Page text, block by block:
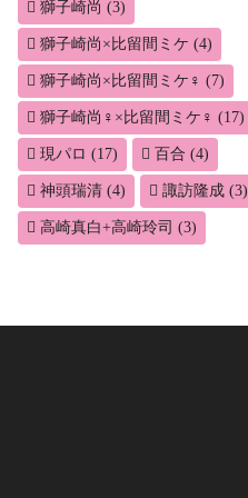
獅子崎尚 (3)
獅子崎尚×比留間ミケ (4)
獅子崎尚×比留間ミケ♀ (7)
獅子崎尚♀×比留間ミケ♀ (17)
現パロ (17) 百合 (4)
神頭瑞清 (4) 諏訪隆成 (3)
高崎真白+高崎玲司 (3)